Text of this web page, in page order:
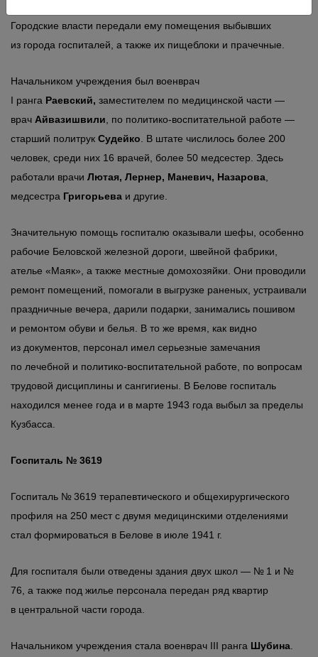
Городские власти передали ему помещения выбывших
из города госпиталей, а также их пищеблоки и прачечные.
Начальником учреждения был военврач
I ранга Раевский, заместителем по медицинской части —
врач Айвазишвили , по политико-воспитательной работе —
старший политрук Судейко . В штате числилось более 200
человек, среди них 16 врачей, более 50 медсестер. Здесь
работали врачи Лютая, Лернер, Маневич, Назарова
медсестра Григорьева и другие.
Значительную помощь госпиталю оказывали шефы, особенно
рабочие Беловской железной дороги, швейной фабрики,
ателье «Маяк», а также местные домохозяйки. Они проводили
ремонт помещений, помогали в выгрузке раненых, устраивали
праздничные вечера, дарили подарки, занимались пошивом
и ремонтом обуви и белья. В то же время, как видно
из документов, персонал имел серьезные замечания
по лечебной и политико-воспитательной работе, по вопросам
трудовой дисциплины и сангигиены. В Белове госпиталь
находился менее года и в марте 1943 года выбыл за пределы
Кузбасса.
Госпиталь № 3619
Госпиталь № 3619 терапевтического и общехирургического
профиля на 250 мест с двумя медицинскими отделениями
стал формироваться в Белове в июле 1941 г.
Для госпиталя были отведены здания двух школ — № 1 и №
76, а также под жилье персонала передан ряд квартир
в центральной части города.
Начальником учреждения стала военврач III ранга Шубина